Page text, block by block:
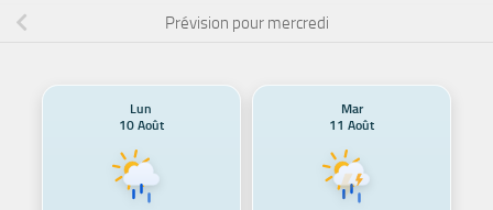
Prévision pour mercredi
Lun
10 Août
Mar
11 Août